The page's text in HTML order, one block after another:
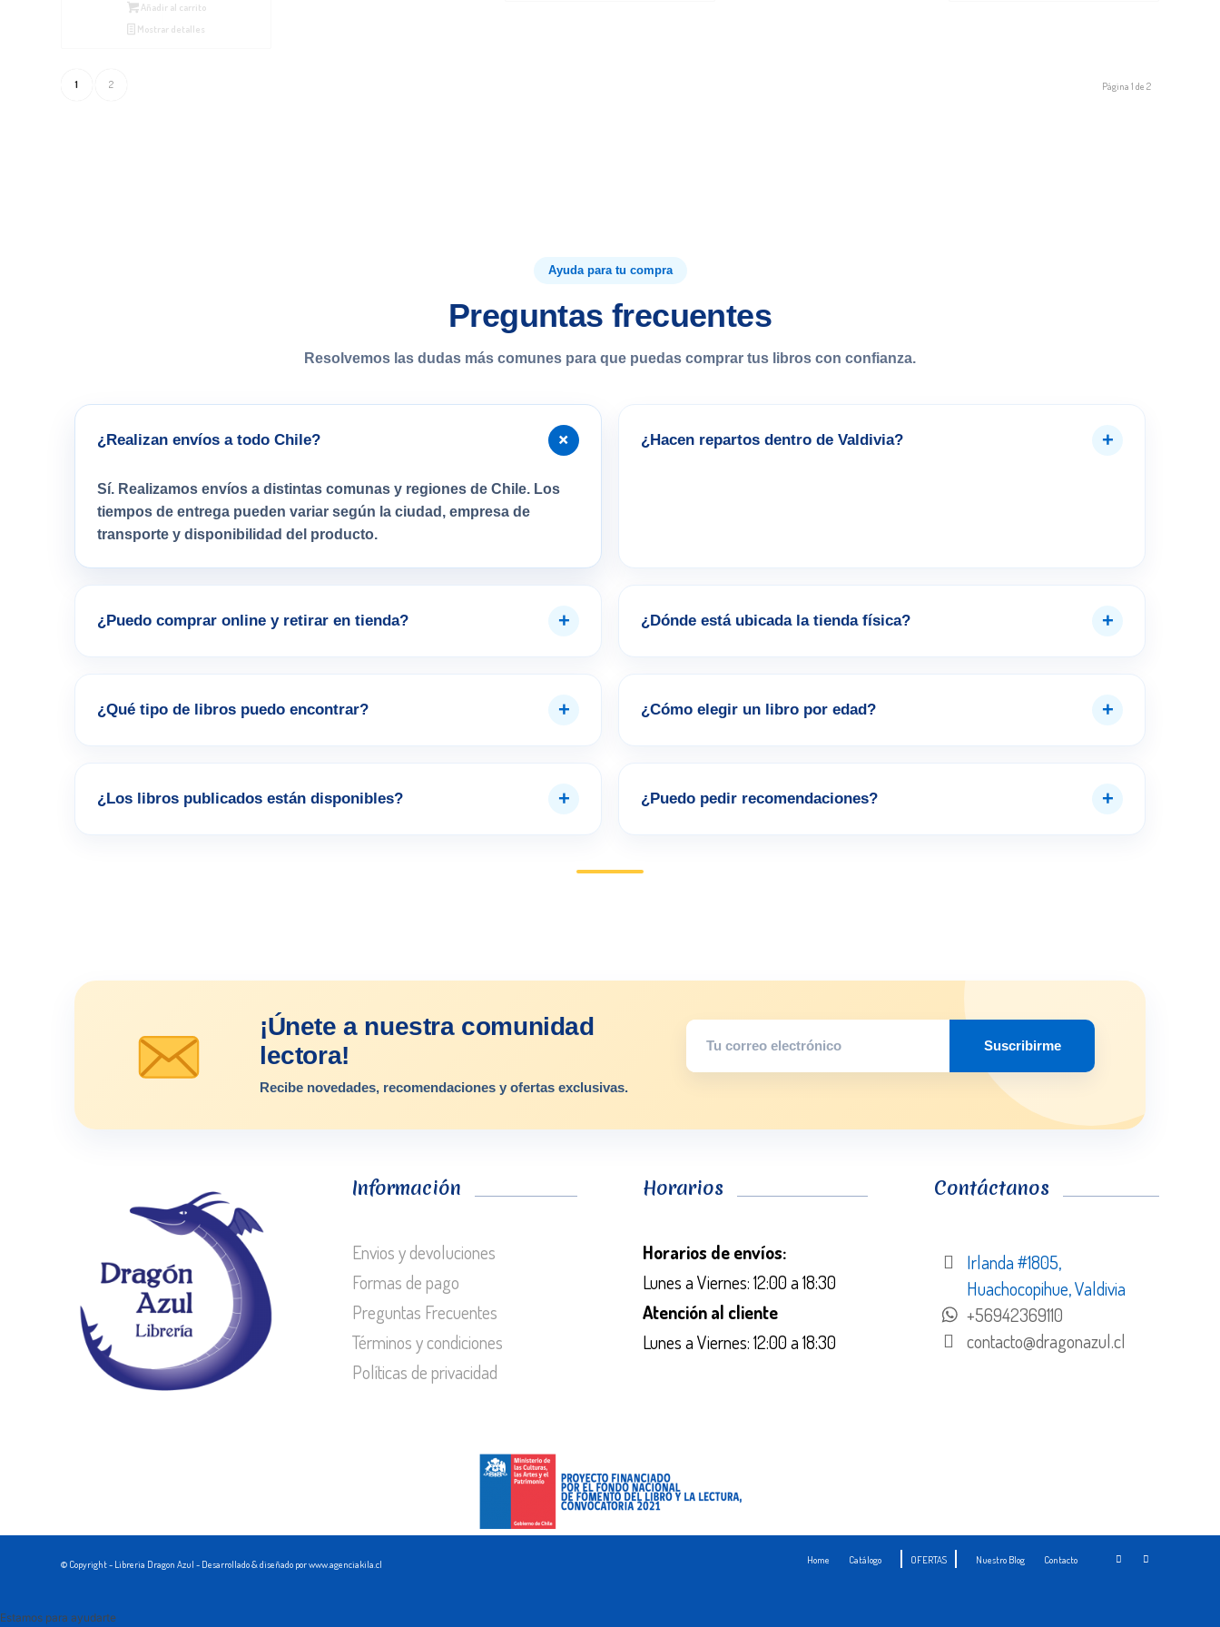
Añadir al carrito
Mostrar detalles
Página 1 de 2
1 2
Ayuda para tu compra
Preguntas frecuentes
Resolvemos las dudas más comunes para que puedas comprar tus libros con confianza.
¿Realizan envíos a todo Chile? +
Sí. Realizamos envíos a distintas comunas y regiones de Chile. Los
tiempos de entrega pueden variar según la ciudad, empresa de
transporte y disponibilidad del producto.
¿Hacen repartos dentro de Valdivia? +
¿Puedo comprar online y retirar en tienda? + ¿Dónde está ubicada la tienda física? +
¿Qué tipo de libros puedo encontrar? + ¿Cómo elegir un libro por edad? +
¿Los libros publicados están disponibles? + ¿Puedo pedir recomendaciones? +
¡Únete a nuestra comunidad
lectora!
Recibe novedades, recomendaciones y ofertas exclusivas.
Suscribirme
Información
Envios y devoluciones
Formas de pago
Preguntas Frecuentes
Términos y condiciones
Políticas de privacidad
Horarios
Horarios de envíos:
Lunes a Viernes: 12:00 a 18:30
Atención al cliente
Lunes a Viernes: 12:00 a 18:30
Contáctanos
Irlanda #1805,
Huachocopihue, Valdivia
+56942369110
contacto@dragonazul.cl
© Copyright - Libreria Dragon Azul - Desarrollado & diseñado por www.agenciakila.cl Home Catálogo OFERTAS Nuestro Blog Contacto
Estamos para ayudarte